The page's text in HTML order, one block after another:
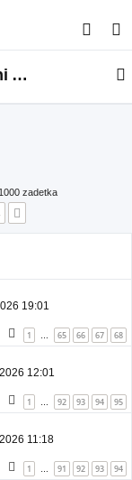
s
a
Neprebrani prispevki
zadetka
19:01
1 … 65 66 67 68
12:01
1 … 92 93 94 95
11:18
1 91 92 93 94